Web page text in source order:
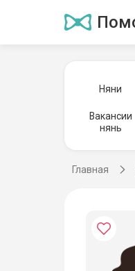
Няни
Вакансии
нянь
Главная